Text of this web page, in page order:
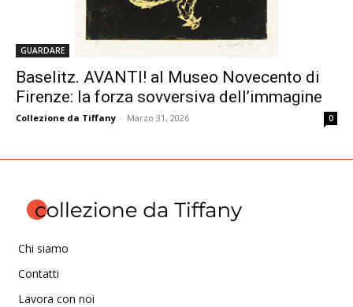
GUARDARE
Baselitz. AVANTI! al Museo Novecento di
Firenze: la forza sovversiva dell’immagine
Collezione da Tiffany - Marzo 31, 2026 0
Chi siamo
Contatti
Lavora con noi